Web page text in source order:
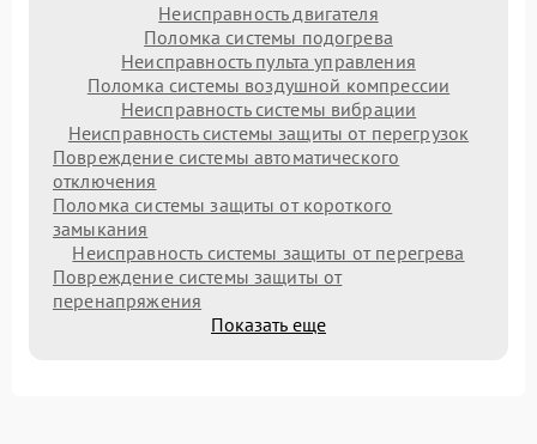
Неисправность двигателя
Поломка системы подогрева
Неисправность пульта управления
Поломка системы воздушной компрессии
Неисправность системы вибрации
Неисправность системы защиты от перегрузок
Повреждение системы автоматического
отключения
Поломка системы защиты от короткого
замыкания
Неисправность системы защиты от перегрева
Повреждение системы защиты от
перенапряжения
Показать еще